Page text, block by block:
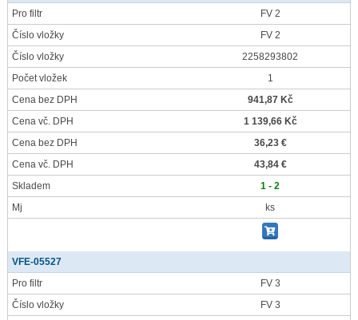
Pro filtr
FV 2
Číslo vložky
FV 2
Číslo vložky
2258293802
Počet vložek
1
Cena bez DPH
941,87 Kč
Cena vč. DPH
1 139,66 Kč
Cena bez DPH
36,23 €
Cena vč. DPH
43,84 €
Skladem
1 - 2
Mj
ks
VFE-05527
Pro filtr
FV 3
Číslo vložky
FV 3